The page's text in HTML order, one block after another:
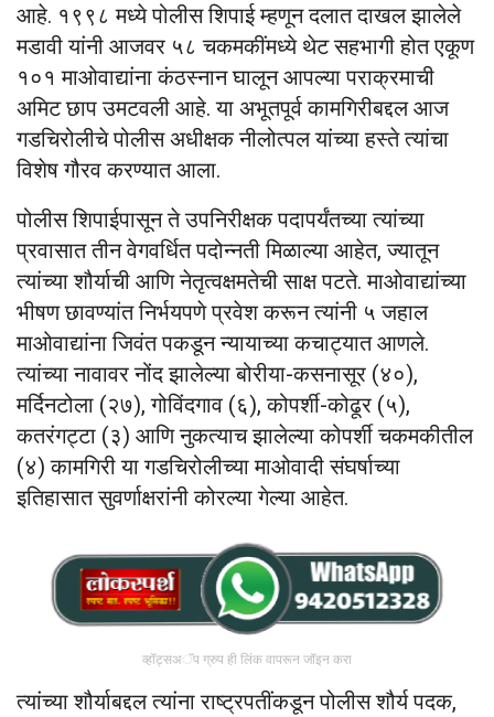
आहे. १९९८ मध्ये पोलीस शिपाई म्हणून दलात दाखल झालेले
मडावी यांनी आजवर ५८ चकमकींमध्ये थेट सहभागी होत एकूण
१०१ माओवाद्यांना कंठस्नान घालून आपल्या पराक्रमाची
अमिट छाप उमटवली आहे. या अभूतपूर्व कामगिरीबद्दल आज
गडचिरोलीचे पोलीस अधीक्षक नीलोत्पल यांच्या हस्ते त्यांचा
विशेष गौरव करण्यात आला.
पोलीस शिपाईपासून ते उपनिरीक्षक पदापर्यंतच्या त्यांच्या
प्रवासात तीन वेगवर्धित पदोन्नती मिळाल्या आहेत, ज्यातून
त्यांच्या शौर्याची आणि नेतृत्वक्षमतेची साक्ष पटते. माओवाद्यांच्या
भीषण छावण्यांत निर्भयपणे प्रवेश करून त्यांनी ५ जहाल
माओवाद्यांना जिवंत पकडून न्यायाच्या कचाट्यात आणले.
त्यांच्या नावावर नोंद झालेल्या बोरीया-कसनासूर (४०),
मर्दिनटोला (२७), गोविंदगाव (६), कोपर्शी-कोढूर (५),
कतरंगट्टा (३) आणि नुकत्याच झालेल्या कोपर्शी चकमकीतील
(४) कामगिरी या गडचिरोलीच्या माओवादी संघर्षाच्या
इतिहासात सुवर्णाक्षरांनी कोरल्या गेल्या आहेत.
व्हॉट्सअॅप ग्रुप ही लिंक वापरून जॉइन करा
त्यांच्या शौर्याबद्दल त्यांना राष्ट्रपतींकडून पोलीस शौर्य पदक,